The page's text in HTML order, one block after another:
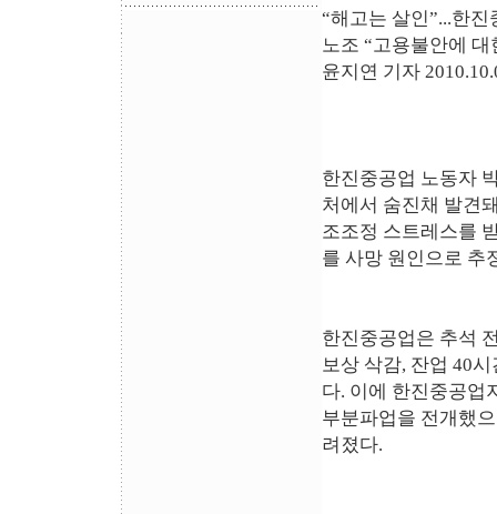
“해고는 살인”...한
노조 “고용불안에
윤지연 기자
한진중공업 노동자
처에서 숨진채 발견
조조정 스트레스를
를 사망 원인으로 추
한진중공업은 추석
보상 삭감, 잔업 40
다. 이에 한진중공업
부분파업을 전개했
려졌다.